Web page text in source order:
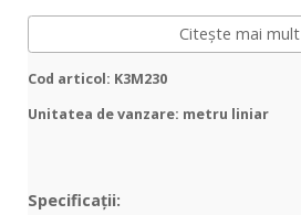
Citește mai mult
Cod articol: K3M230
Unitatea de vanzare: metru liniar
Specificații: